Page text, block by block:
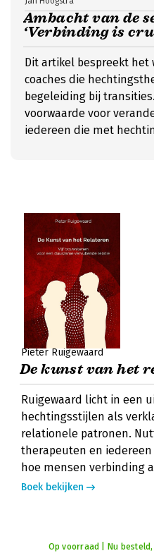
Ambacht van de
‘Verbinding is
Dit artikel bespreekt het
coaches die
begeleiding bij
voorwaarde voor
iedereen die met
Pieter Ruigewaard
De kunst van het
Ruigewaard licht in een
hechtingsstijlen als
relationele patronen.
therapeuten en
hoe mensen verbinding
Boek bekijken
Op voorraad | Nu